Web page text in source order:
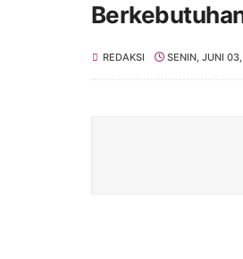
REDAKSI SENIN, JUNI